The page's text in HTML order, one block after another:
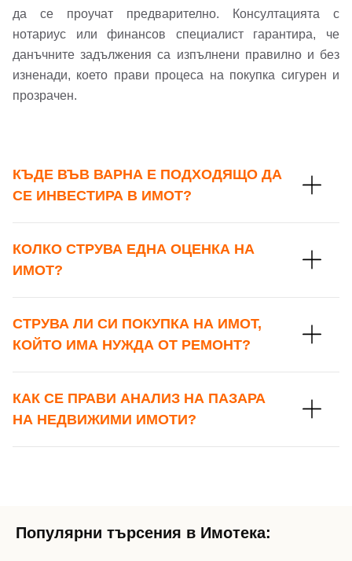
Вход
Вход с Facebook
да се проучат предварително. Консултацията с
нотариус или финансов специалист гарантира, че
данъчните задължения са изпълнени правилно и без
изненади, което прави процеса на покупка сигурен и
прозрачен.
КЪДЕ ВЪВ ВАРНА Е ПОДХОДЯЩО ДА
СЕ ИНВЕСТИРА В ИМОТ?
КОЛКО СТРУВА ЕДНА ОЦЕНКА НА
ИМОТ?
СТРУВА ЛИ СИ ПОКУПКА НА ИМОТ,
КОЙТО ИМА НУЖДА ОТ РЕМОНТ?
КАК СЕ ПРАВИ АНАЛИЗ НА ПАЗАРА
НА НЕДВИЖИМИ ИМОТИ?
Популярни търсения в Имотека: